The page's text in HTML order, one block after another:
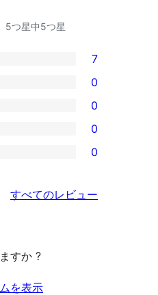
5つ星中5つ星
7
0
0
0
0
すべてのレビュー
すか ?
を表示